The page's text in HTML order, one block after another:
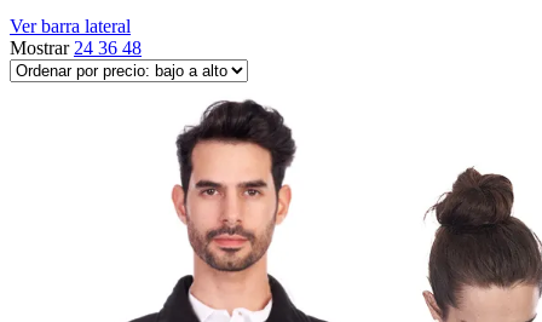
a
Ver barra lateral
Mostrar 24 36 48